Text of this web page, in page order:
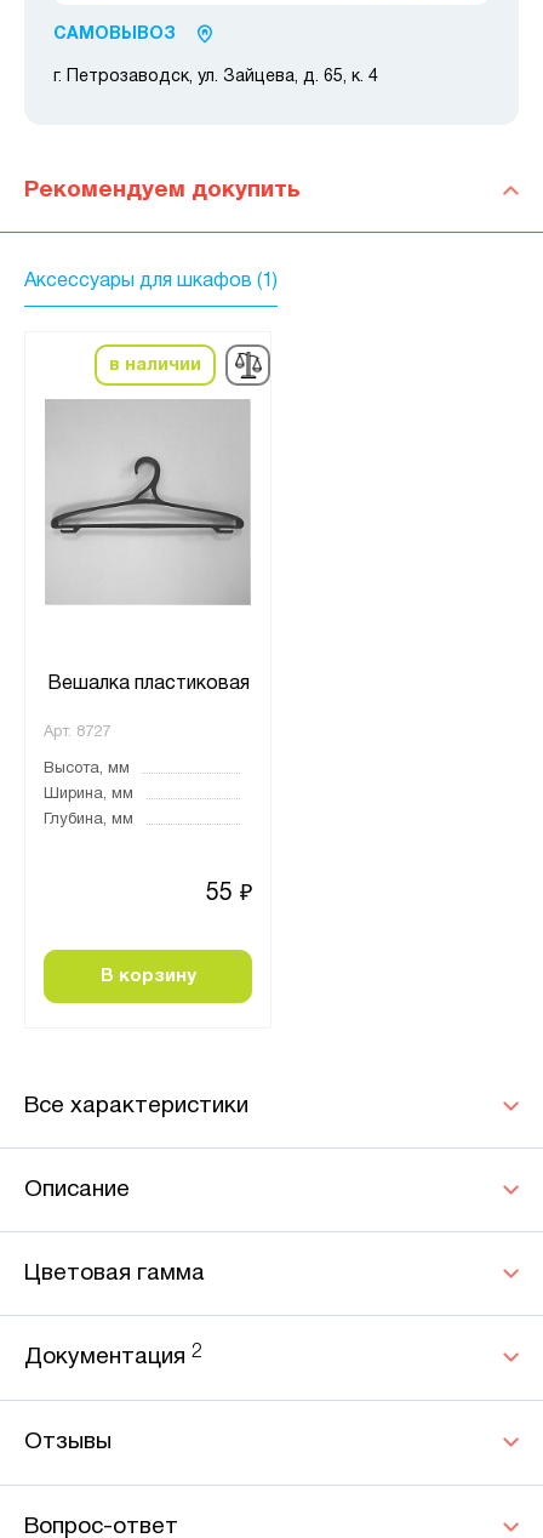
САМОВЫВОЗ
г. Петрозаводск, ул. Зайцева, д. 65, к. 4
Рекомендуем докупить
Аксессуары для шкафов (1)
в наличии
Вешалка пластиковая
Арт. 8727
Высота, мм
Ширина, мм
Глубина, мм
55 ₽
В корзину
Все характеристики
Описание
Цветовая гамма
Документация 2
Отзывы
Вопрос-ответ